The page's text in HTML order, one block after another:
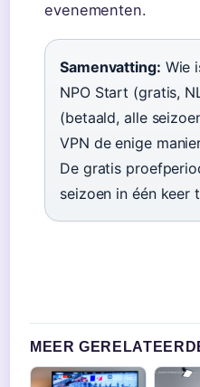
evenementen.
Samenvatting: Wie
NPO Start (gratis,
(betaald, alle
VPN de enige
De gratis
seizoen in één keer
MEER